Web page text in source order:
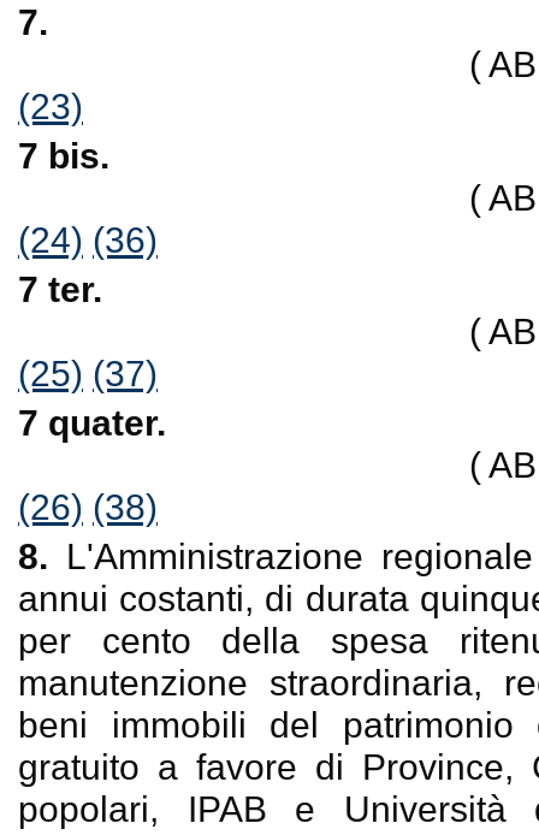
7.
(
(23)
7 bis.
(
(24) (36)
7 ter.
(
(25) (37)
7 quater.
(
(26) (38)
8. L'Amministrazione
annui costanti, di durata
per cento della spesa
manutenzione straordinaria,
beni immobili del
gratuito a favore di Province,
popolari, IPAB e